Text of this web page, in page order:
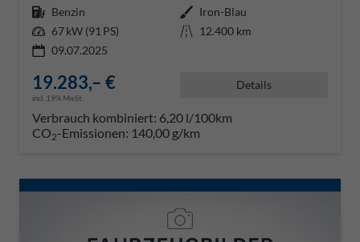
Kraftstoff Benzin Außenfarbe Iron-Blau
Leistung 67 kW (91 PS) Kilometerstand 12.400 km
09.07.2025
19.283,– €
incl. 19% MwSt.
Details
Verbrauch kombiniert: 6,20 l/100km
CO2-Emissionen: 140,00 g/km